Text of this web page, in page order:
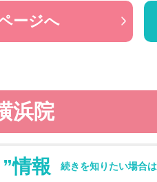
ージへ
浜院
情報 続きを知りたい場合